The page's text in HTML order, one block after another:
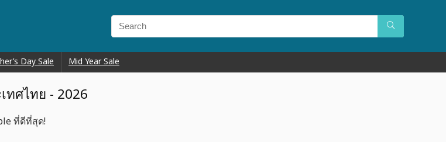
Day Sale Mid Year Sale
ทศไทย - 2026
ที่ดีที่สุด!